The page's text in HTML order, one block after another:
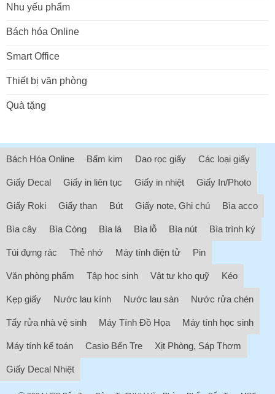
Nhu yếu phẩm
Bách hóa Online
Smart Office
Thiết bị văn phòng
Quà tặng
Bách Hóa Online Bấm kim Dao rọc giấy Các loại giấy
Giấy Decal Giấy in liên tục Giấy in nhiệt Giấy In/Photo
Giấy Roki Giấy than Bút Giấy note, Ghi chú Bìa acco
Bìa cây Bìa Còng Bìa lá Bìa lỗ Bìa nút Bìa trình ký
Túi đựng rác Thẻ nhớ Máy tính điện tử Pin
Văn phòng phẩm Tập học sinh Vật tư kho quỹ Kéo
Kẹp giấy Nước lau kính Nước lau sàn Nước rửa chén
Tẩy rửa nhà vệ sinh Máy Tính Đồ Họa Máy tính học sinh
Máy tính kế toán Casio Bến Tre Xịt Phòng, Sáp Thơm
Giấy Decal Nhiệt